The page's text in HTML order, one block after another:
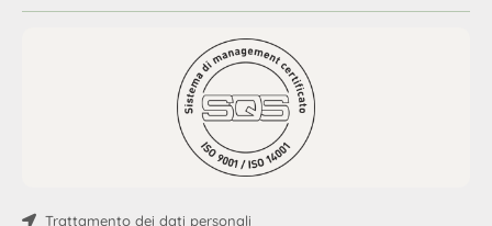
Trattamento dei dati personali